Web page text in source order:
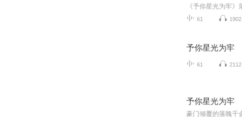
61 1902
予你星光为牢
61 2112
予你星光为牢